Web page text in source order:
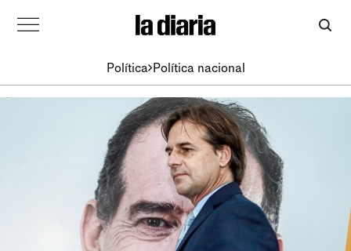
Política Política nacional